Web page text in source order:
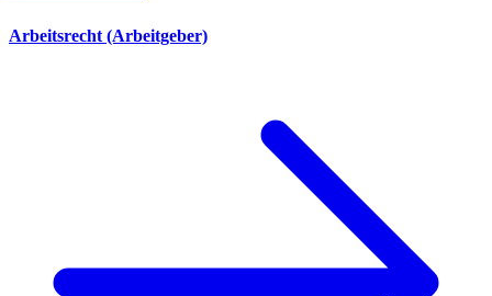
Arbeitsrecht (Arbeitgeber)